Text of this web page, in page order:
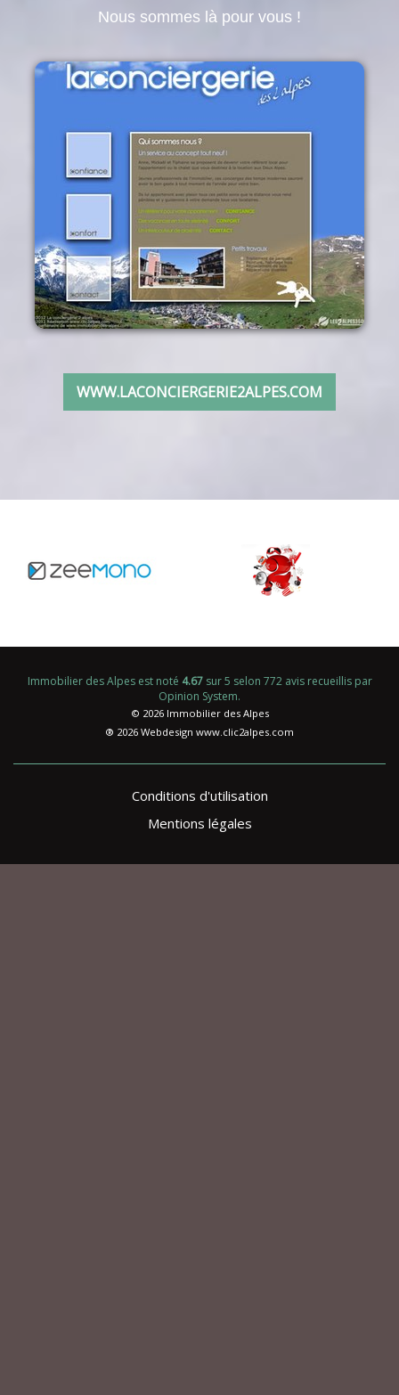
Nous sommes là pour vous !
WWW.LACONCIERGERIE2ALPES.COM
Immobilier des Alpesest noté 4.67sur5 selon 772avis recueillis par
Opinion System.
© 2026 Immobilier des Alpes
® 2026 Webdesign www.clic2alpes.com
Conditions d'utilisation
Mentions légales